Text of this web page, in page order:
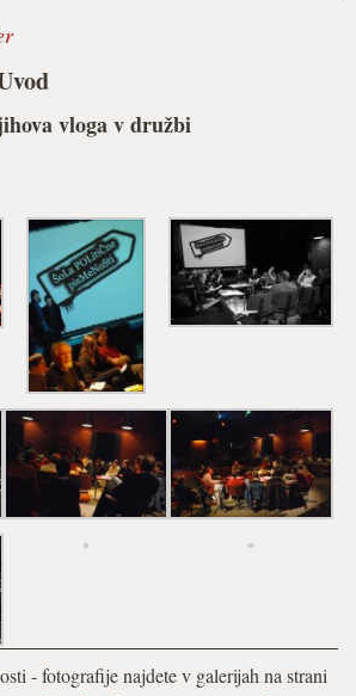
vloga v družbi
- fotografije najdete v galerijah na strani